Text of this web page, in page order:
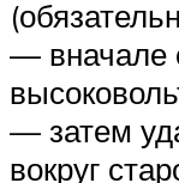
— вначале
— затем
вокруг